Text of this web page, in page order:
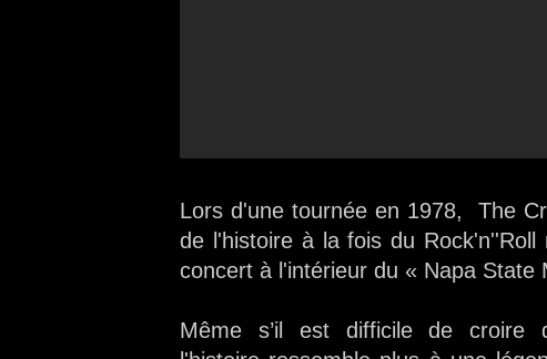
Lors d'une tournée en 1978, The
de l'histoire à la fois du
concert à l'intérieur du « Napa State
Même s’il est difficile de croire